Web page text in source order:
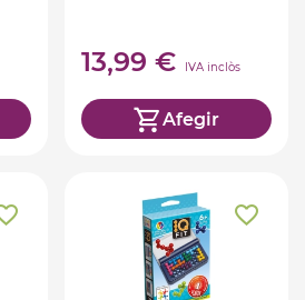
13,99 € IVA inclòs
Afegir